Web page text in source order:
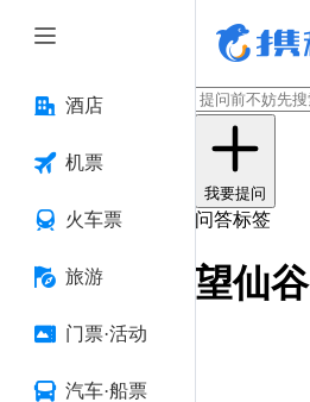
酒店
机票
火车票
旅游
门票·活动
汽车·船票
我要提问
问答标签
望仙谷